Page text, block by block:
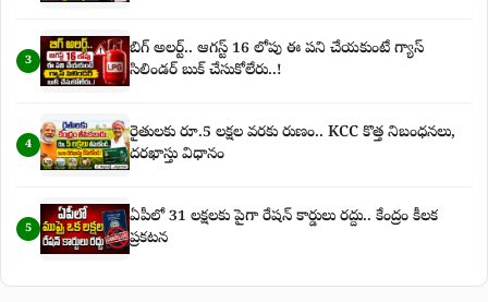
3
బిగ్‌ అలర్ట్‌.. ఆగస్ట్‌ 16 లోపు ఈ పని చేయకుంటే గ్యాస్‌
సిలిండర్‌ బుక్‌ చేసుకోలేరు..!
4
రైతులకు రూ.5 లక్షల వరకు రుణం.. KCC కొత్త నిబంధనలు,
దరఖాస్తు విధానం
5
ఏపీలో 31 లక్షలకు పైగా రేషన్ కార్డులు రద్దు.. కేంద్రం కీలక
ప్రకటన